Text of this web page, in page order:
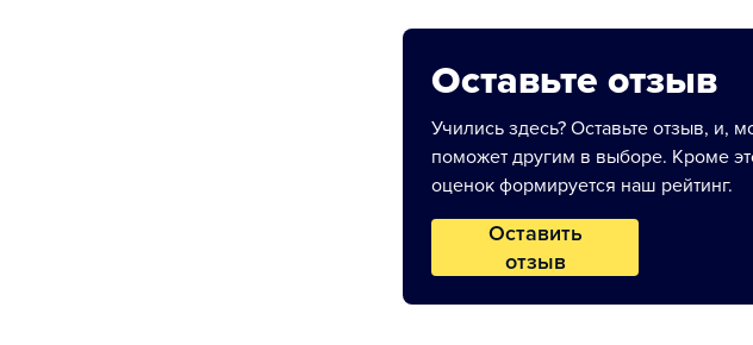
Оставьте отзыв
Учились здесь? Оставьте отзыв, и,
поможет другим в выборе. Кроме
оценок формируется наш рейтинг.
Оставить
отзыв